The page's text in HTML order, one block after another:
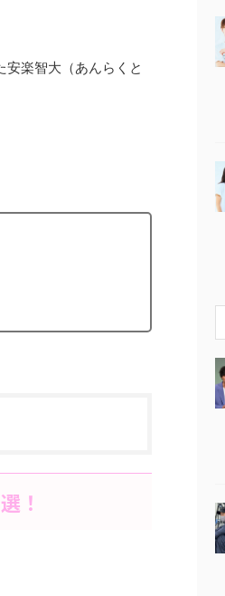
楽智大（あんらくと
！